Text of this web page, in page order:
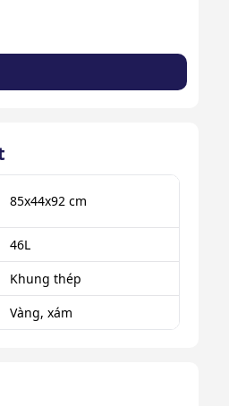
85x44x92 cm
46L
Khung thép
Vàng, xám